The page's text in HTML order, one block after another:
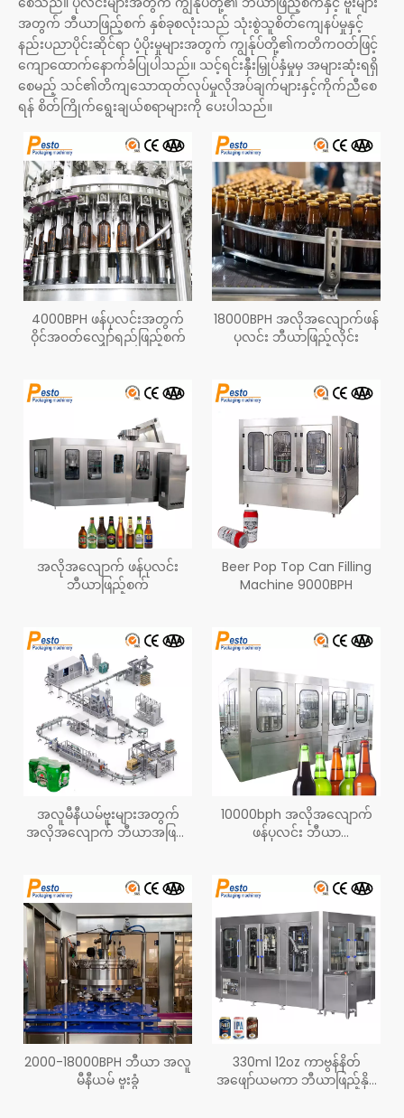
အတွက် ဘီယာဖြည့်စက် နှစ်ခုစလုံးသည် သုံးစွဲသူစိတ်ကျေနပ်မှုနှင့်
နည်းပညာပိုင်းဆိုင်ရာ ပံ့ပိုးမှုများအတွက် ကျွန်ုပ်တို့၏ကတိကဝတ်ဖြင့်
ကျောထောက်နောက်ခံပြုပါသည်။ သင့်ရင်းနှီးမြှုပ်နှံမှုမှ အများဆုံးရရှိ
စေမည့် သင်၏တိကျသောထုတ်လုပ်မှုလိုအပ်ချက်များနှင့်ကိုက်ညီစေ
ရန် စိတ်ကြိုက်ရွေးချယ်စရာများကို ပေးပါသည်။
4000BPH ဖန်ပုလင်းအတွက်
ဝိုင်အ၀တ်လျှော်ရည်ဖြည့်စက်
18000BPH အလိုအလျောက်ဖန်
ပုလင်း ဘီယာဖြည့်လိုင်း
အလိုအလျောက် ဖန်ပုလင်း
ဘီယာဖြည့်စက်
Beer Pop Top Can Filling
Machine 9000BPH
အလူမီနီယမ်ဗူးများအတွက်
အလိုအလျောက် ဘီယာအဖြည့်
10000bph အလိုအလျောက်
ဖန်ပုလင်း ဘီယာ
2000-18000BPH ဘီယာ အလူ
မီနီယမ် ဗူးခွံ
330ml 12oz ကာဗွန်နိတ်
အဖျော်ယမကာ ဘီယာဖြည့်နိုင်